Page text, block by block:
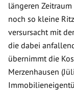
längeren
noch so kleine
versursacht mit
die dabei
übernimmt die
Merzenhausen